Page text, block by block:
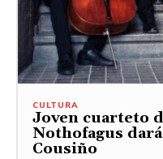
CULTURA
Joven cuarteto
Nothofagus
Cousiño